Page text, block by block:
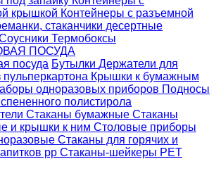
крышкой Контейнеры с разъемной
стаканчики десертные
Термобоксы
ПОСУДА
посуда Бутылки Держатели для
пульперкартона Крышки к бумажным
одноразовых приборов Подносы
полистирола
Стаканы бумажные Стаканы
и крышки к ним Столовые приборы
Стаканы для горячих и
pp Стаканы-шейкеры PET